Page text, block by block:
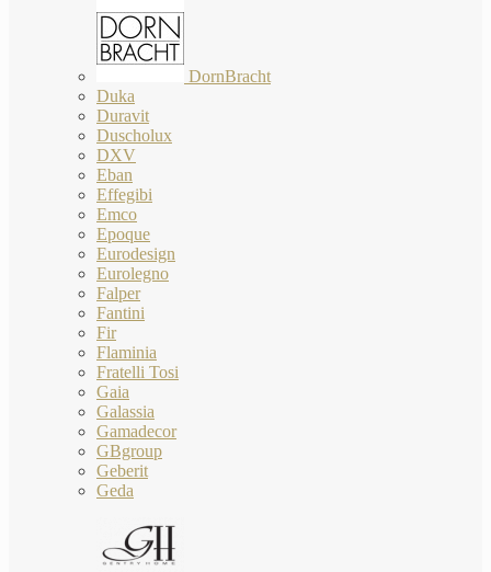
DornBracht
Duka
Duravit
Duscholux
DXV
Eban
Effegibi
Emco
Epoque
Eurodesign
Eurolegno
Falper
Fantini
Fir
Flaminia
Fratelli Tosi
Gaia
Galassia
Gamadecor
GBgroup
Geberit
Geda